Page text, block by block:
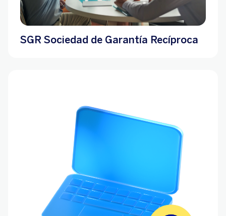
SGR Sociedad de Garantía Recíproca